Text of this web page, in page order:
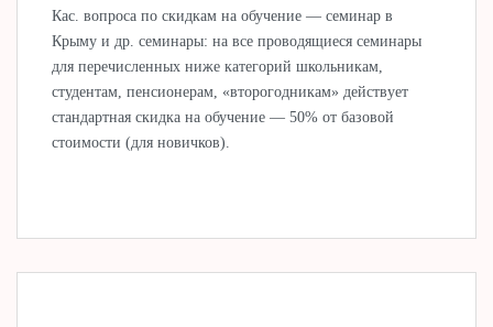
Кас. вопроса по скидкам на обучение — семинар в
Крыму и др. семинары: на все проводящиеся семинары
для перечисленных ниже категорий школьникам,
студентам, пенсионерам, «второгодникам» действует
стандартная скидка на обучение — 50% от базовой
стоимости (для новичков).